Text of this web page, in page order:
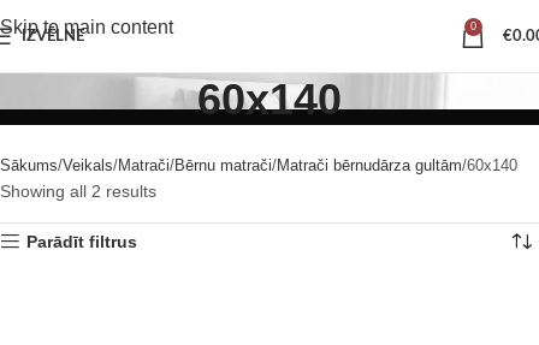
Skip to main content
IZVĒLNE
0
€
60x140
Sākums Veikals Matrači Bērnu matrači Matrači bērnudārza gultām 60x140
Showing all 2 results
Parādīt filtrus